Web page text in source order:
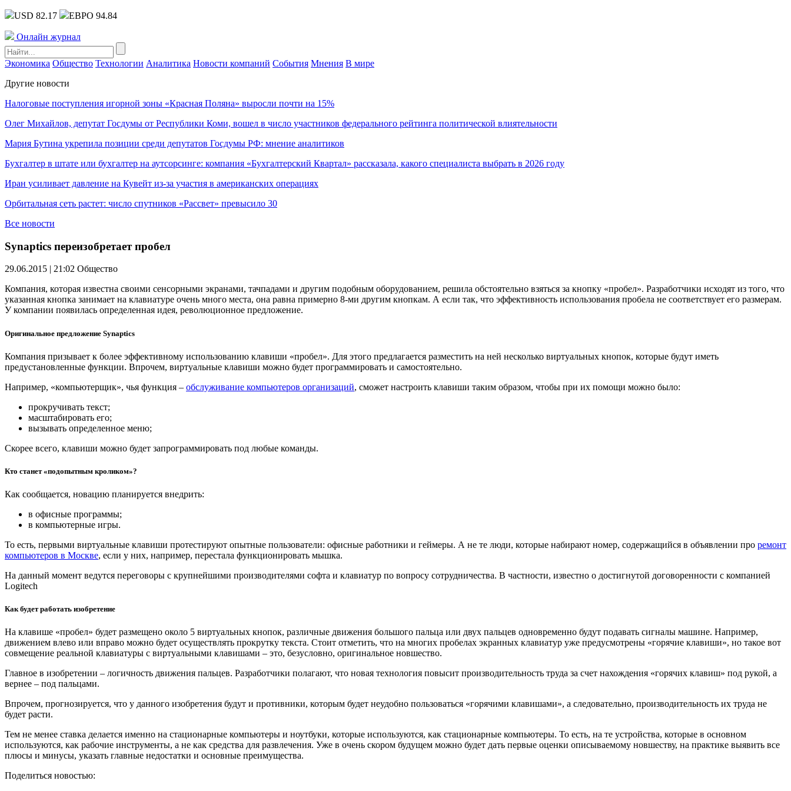
USD 82.17 ЕВРО 94.84
Онлайн журнал
Экономика Общество Технологии Аналитика Новости компаний События Мнения В мире
Другие новости
Налоговые поступления игорной зоны «Красная Поляна» выросли почти на 15%
Олег Михайлов, депутат Госдумы от Республики Коми, вошел в число участников федерального рейтинга политической влиятельности
Мария Бутина укрепила позиции среди депутатов Госдумы РФ: мнение аналитиков
Бухгалтер в штате или бухгалтер на аутсорсинге: компания «Бухгалтерский Квартал» рассказала, какого специалиста выбрать в 2026 году
Иран усиливает давление на Кувейт из-за участия в американских операциях
Орбитальная сеть растет: число спутников «Рассвет» превысило 30
Все новости
Synaptics переизобретает пробел
29.06.2015 | 21:02 Общество
Компания, которая известна своими сенсорными экранами, тачпадами и другим подобным оборудованием, решила обстоятельно взяться за кнопку «пробел». Разработчики исходят из того, что
указанная кнопка занимает на клавиатуре очень много места, она равна примерно 8-ми другим кнопкам. А если так, что эффективность использования пробела не соответствует его размерам.
У компании появилась определенная идея, революционное предложение.
Оригинальное предложение Synaptics
Компания призывает к более эффективному использованию клавиши «пробел». Для этого предлагается разместить на ней несколько виртуальных кнопок, которые будут иметь
предустановленные функции. Впрочем, виртуальные клавиши можно будет программировать и самостоятельно.
Например, «компьютерщик», чья функция – обслуживание компьютеров организаций, сможет настроить клавиши таким образом, чтобы при их помощи можно было:
прокручивать текст;
масштабировать его;
вызывать определенное меню;
Скорее всего, клавиши можно будет запрограммировать под любые команды.
Кто станет «подопытным кроликом»?
Как сообщается, новацию планируется внедрить:
в офисные программы;
в компьютерные игры.
То есть, первыми виртуальные клавиши протестируют опытные пользователи: офисные работники и геймеры. А не те люди, которые набирают номер, содержащийся в объявлении про ремонт
компьютеров в Москве, если у них, например, перестала функционировать мышка.
На данный момент ведутся переговоры с крупнейшими производителями софта и клавиатур по вопросу сотрудничества. В частности, известно о достигнутой договоренности с компанией
Logitech
Как будет работать изобретение
На клавише «пробел» будет размещено около 5 виртуальных кнопок, различные движения большого пальца или двух пальцев одновременно будут подавать сигналы машине. Например,
движением влево или вправо можно будет осуществлять прокрутку текста. Стоит отметить, что на многих пробелах экранных клавиатур уже предусмотрены «горячие клавиши», но такое вот
совмещение реальной клавиатуры с виртуальными клавишами – это, безусловно, оригинальное новшество.
Главное в изобретении – логичность движения пальцев. Разработчики полагают, что новая технология повысит производительность труда за счет нахождения «горячих клавиш» под рукой, а
вернее – под пальцами.
Впрочем, прогнозируется, что у данного изобретения будут и противники, которым будет неудобно пользоваться «горячими клавишами», а следовательно, производительность их труда не
будет расти.
Тем не менее ставка делается именно на стационарные компьютеры и ноутбуки, которые используются, как стационарные компьютеры. То есть, на те устройства, которые в основном
используются, как рабочие инструменты, а не как средства для развлечения. Уже в очень скором будущем можно будет дать первые оценки описываемому новшеству, на практике выявить все
плюсы и минусы, указать главные недостатки и основные преимущества.
Поделиться новостью: